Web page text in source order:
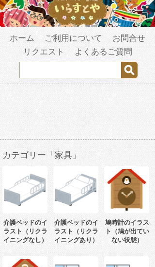
ホーム ご利用について
お問合せ
リクエスト
よくあるご質問
カテゴリー「家具」
介護ベッドのイ
ラスト（リクラ
イニングなし）
介護ベッドのイ
ラスト（リクラ
イニングあり）
鳩時計のイラス
ト（鳩が出てい
ない状態）